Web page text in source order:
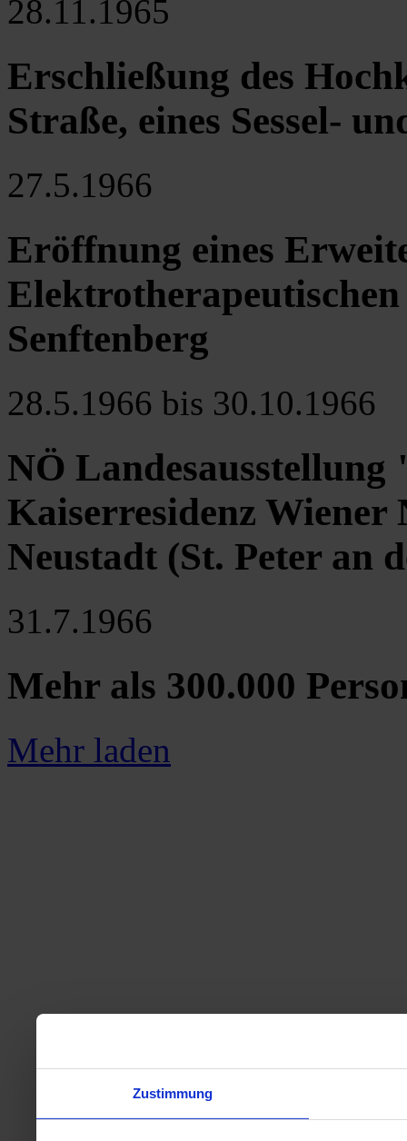
Zustimmung
28.11.1965
Erschließung des
Straße, eines Sessel-
27.5.1966
Eröffnung eines
Senftenberg
28.5.1966 bis 30.10.1966
NÖ
Kaiserresidenz
Neustadt (St. Peter an
31.7.1966
Mehr als 300.000
Mehr laden